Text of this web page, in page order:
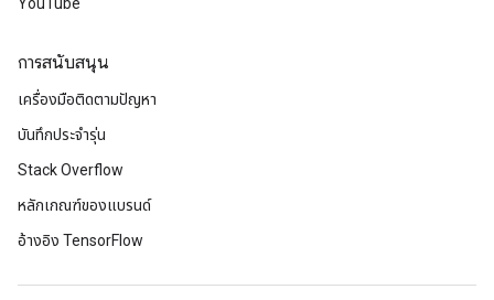
การสนับสนุน
เครื่องมือติดตามปัญหา
บันทึกประจำรุ่น
Stack Overflow
หลักเกณฑ์ของแบรนด์
อ้างอิง TensorFlow